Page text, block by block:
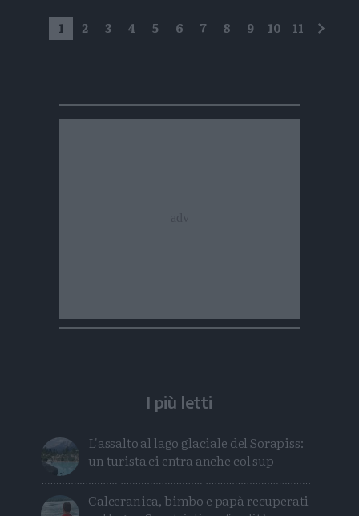
1 2 3 4 5 6 7 8 9 10 11
I più letti
L'assalto al lago glaciale del Sorapiss:
un turista ci entra anche col sup
Calceranica, bimbo e papà recuperati